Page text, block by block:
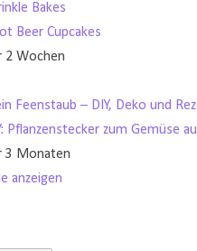
Bakes
Beer Cupcakes
2 Wochen
Feenstaub – DIY, Deko und
Pflanzenstecker zum Gemüse
3 Monaten
anzeigen